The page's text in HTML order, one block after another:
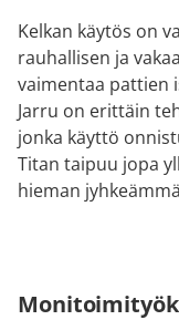
Kelkan käytös on
rauhallisen ja
vaimentaa pattien
Jarru on erittäin
jonka käyttö
Titan taipuu jopa
hieman